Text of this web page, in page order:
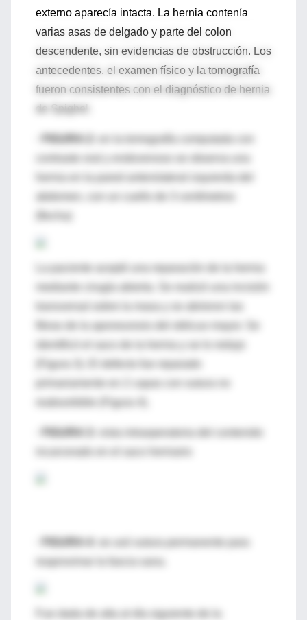
externo aparecía intacta. La hernia contenía
varias asas de delgado y parte del colon
descendente, sin evidencias de obstrucción. Los
antecedentes, el examen físico y la tomografía
fueron consistentes con el diagnóstico de hernia
de Spighel.
en la tomografía computada con
mediante cirugía abierta. Se realizó una incisión
fibras de la aponeurosis del oblicuo mayor. Se
(Figura 3). El defecto fue reparado
primariamente en 2 capas con sutura no
reabsorbible (Figura 4).
vista intraoperatoria del contenido
reaproximar la fascia sana.
Fue dada de alta al día siguiente de la